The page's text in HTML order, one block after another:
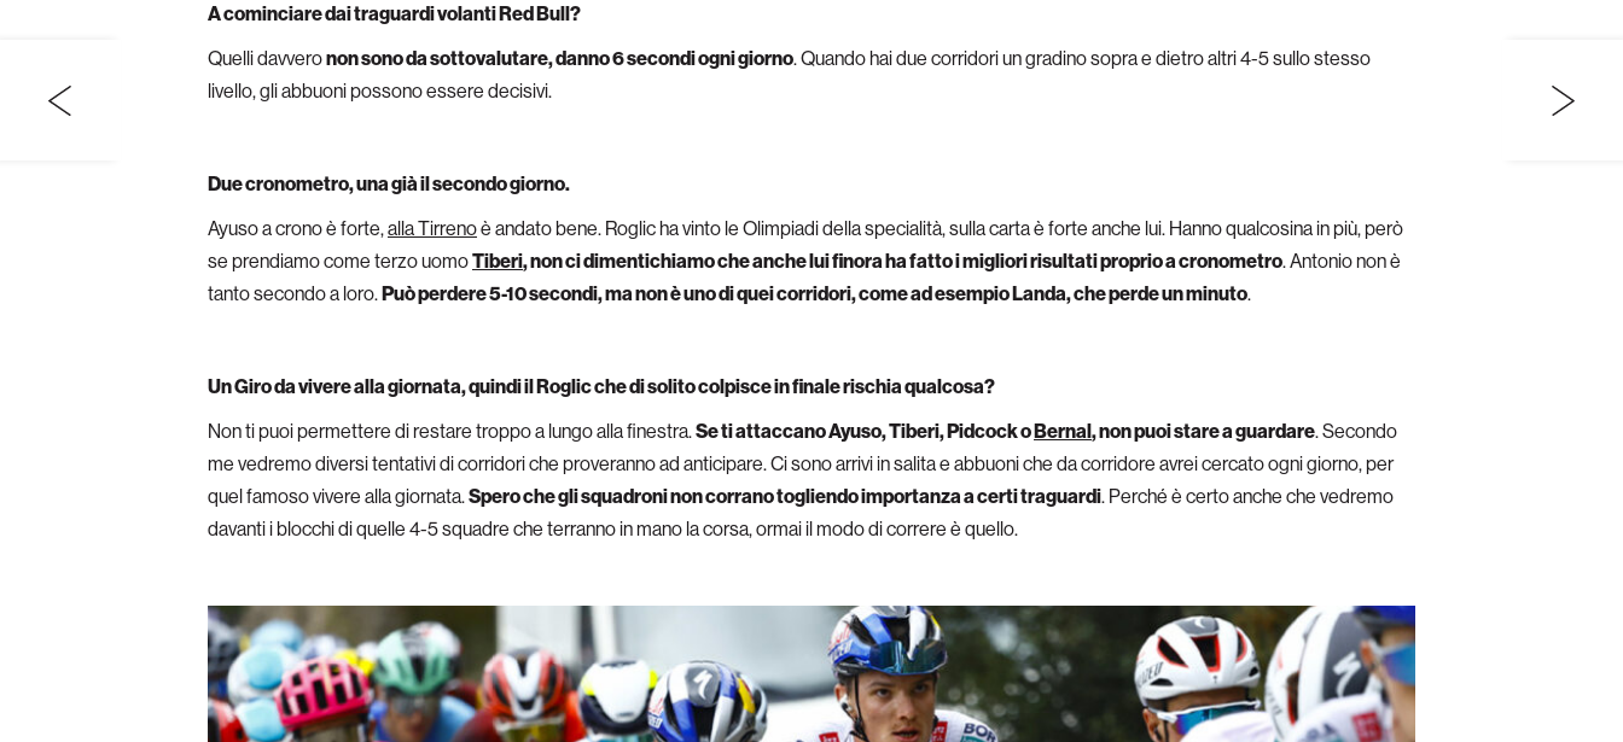
A cominciare dai traguardi volanti Red Bull?
Quelli davveronon sono da sottovalutare, danno 6 secondi ogni giorno. Quando hai due corridori un gradino sopra e dietro altri 4-5 sullo stesso
livello, gli abbuoni possono essere decisivi.
Due cronometro, una già il secondo giorno.
Ayuso a crono è forte,alla Tirrenoè andato bene. Roglic ha vinto le Olimpiadi della specialità, sulla carta è forte anche lui. Hanno qualcosina in più, però
se prendiamo come terzo uomoTiberi, non ci dimentichiamo che anche lui finora ha fatto i migliori risultati proprio a cronometro. Antonio non è
tanto secondo a loro.Può perdere 5-10 secondi, ma non è uno di quei corridori, come ad esempio Landa, che perde un minuto.
Un Giro da vivere alla giornata, quindi il Roglic che di solito colpisce in finale rischia qualcosa?
Non ti puoi permettere di restare troppo a lungo alla finestra.Se ti attaccano Ayuso, Tiberi, Pidcock oBernal, non puoi stare a guardare. Secondo
me vedremo diversi tentativi di corridori che proveranno ad anticipare. Ci sono arrivi in salita e abbuoni che da corridore avrei cercato ogni giorno, per
quel famoso vivere alla giornata.Spero che gli squadroni non corrano togliendo importanza a certi traguardi. Perché è certo anche che vedremo
davanti i blocchi di quelle 4-5 squadre che terranno in mano la corsa, ormai il modo di correre è quello.